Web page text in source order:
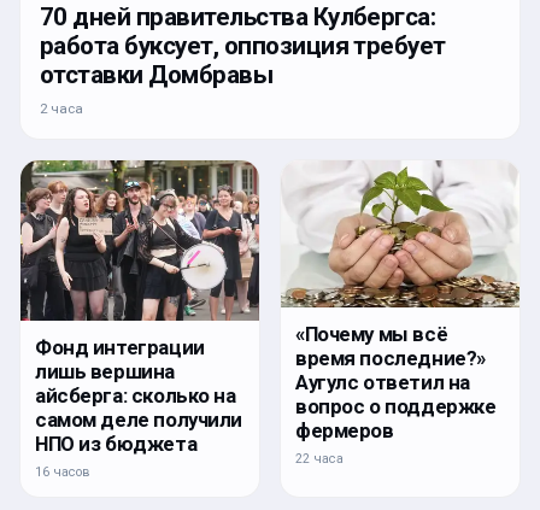
70 дней правительства Кулбергса:
работа буксует, оппозиция требует
отставки Домбравы
2 часа
Фонд интеграции
лишь вершина
айсберга: сколько на
самом деле получили
НПО из бюджета
16 часов
«Почему мы всё
время последние?»
Аугулс ответил на
вопрос о поддержке
фермеров
22 часа